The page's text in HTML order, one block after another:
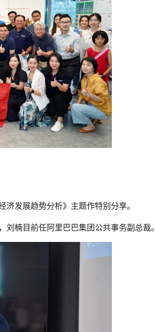
发展趋势分析》主题作特别分享。
楠目前任阿里巴巴集团公共事务副总裁。